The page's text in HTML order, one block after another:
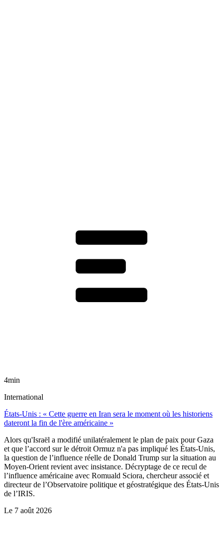
4min
International
États-Unis : « Cette guerre en Iran sera le moment où les historiens
dateront la fin de l'ère américaine »
Alors qu'Israël a modifié unilatéralement le plan de paix pour Gaza
et que l’accord sur le détroit Ormuz n'a pas impliqué les États-Unis,
la question de l’influence réelle de Donald Trump sur la situation au
Moyen-Orient revient avec insistance. Décryptage de ce recul de
l’influence américaine avec Romuald Sciora, chercheur associé et
directeur de l’Observatoire politique et géostratégique des États-Unis
de l’IRIS.
Le 7 août 2026